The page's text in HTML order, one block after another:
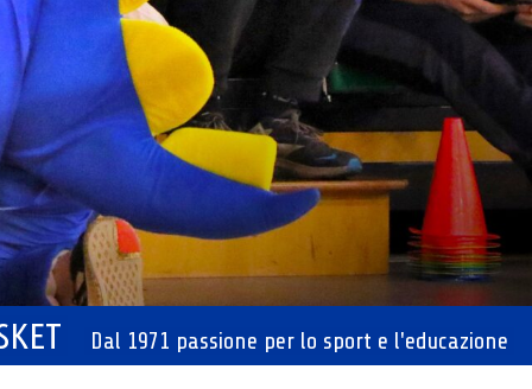
Dal 1971 passione per lo sport e l'educazione